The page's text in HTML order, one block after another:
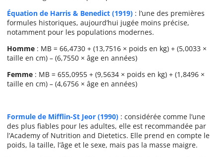
Équation de Harris & Benedict (1919) : l’une des premières
formules historiques, aujourd’hui jugée moins précise,
notamment pour les populations modernes.
Homme : MB = 66,4730 + (13,7516 × poids en kg) + (5,0033 ×
taille en cm) – (6,7550 × âge en années)
Femme : MB = 655,0955 + (9,5634 × poids en kg) + (1,8496 ×
taille en cm) – (4,6756 × âge en années)
Formule de Mifflin-St Jeor (1990) : considérée comme l’une
des plus fiables pour les adultes, elle est recommandée par
l’Academy of Nutrition and Dietetics. Elle prend en compte le
poids, la taille, l’âge et le sexe, mais pas la masse maigre.